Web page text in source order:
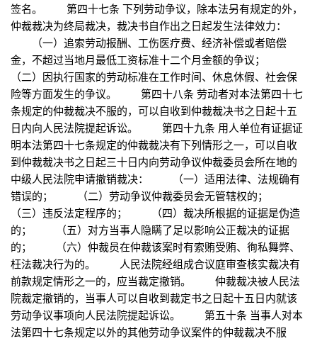
签名。 第四十七条 下列劳动争议，除本法另有规定的外，
仲裁裁决为终局裁决，裁决书自作出之日起发生法律效力：
（一）追索劳动报酬、工伤医疗费、经济补偿或者赔偿
金，不超过当地月最低工资标准十二个月金额的争议；
（二）因执行国家的劳动标准在工作时间、休息休假、社会保
险等方面发生的争议。 第四十八条 劳动者对本法第四十七
条规定的仲裁裁决不服的，可以自收到仲裁裁决书之日起十五
日内向人民法院提起诉讼。 第四十九条 用人单位有证据证
明本法第四十七条规定的仲裁裁决有下列情形之一，可以自收
到仲裁裁决书之日起三十日内向劳动争议仲裁委员会所在地的
中级人民法院申请撤销裁决： （一）适用法律、法规确有
错误的； （二）劳动争议仲裁委员会无管辖权的；
（三）违反法定程序的； （四）裁决所根据的证据是伪造
的； （五）对方当事人隐瞒了足以影响公正裁决的证据
的； （六）仲裁员在仲裁该案时有索贿受贿、徇私舞弊、
枉法裁决行为的。 人民法院经组成合议庭审查核实裁决有
前款规定情形之一的，应当裁定撤销。 仲裁裁决被人民法
院裁定撤销的，当事人可以自收到裁定书之日起十五日内就该
劳动争议事项向人民法院提起诉讼。 第五十条 当事人对本
法第四十七条规定以外的其他劳动争议案件的仲裁裁决不服